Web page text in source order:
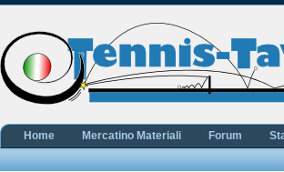
Home Mercatino Materiali Forum